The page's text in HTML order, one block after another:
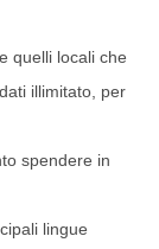
quelli locali che
illimitato, per
spendere in
lingue